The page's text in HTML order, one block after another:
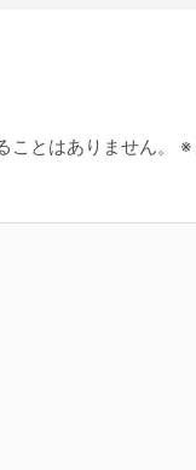
ことはありません。 ※